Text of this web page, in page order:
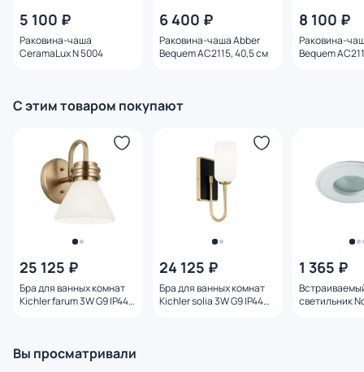
5 100 ₽
Раковина-чаша
CeramaLux N 5004
6 400 ₽
Раковина-чаша Abber
Bequem AC2115, 40,5 см
8 100 ₽
Раковина-
Bequem
С этим товаром покупают
25 125 ₽
Бра для ванных комнат
Kichler farum 3W G9 IP44
24 125 ₽
Бра для ванных комнат
Kichler solia 3W G9 IP44
1 365 ₽
светильник
Вы просматривали